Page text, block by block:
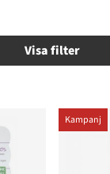
Filtrera
Kampanj